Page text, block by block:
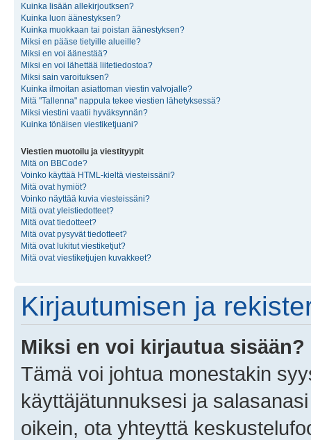
Kuinka lisään allekirjoutksen?
Kuinka luon äänestyksen?
Kuinka muokkaan tai poistan äänestyksen?
Miksi en pääse tietyille alueille?
Miksi en voi äänestää?
Miksi en voi lähettää liitetiedostoa?
Miksi sain varoituksen?
Kuinka ilmoitan asiattoman viestin valvojalle?
Mitä "Tallenna" nappula tekee viestien lähetyksessä?
Miksi viestini vaatii hyväksynnän?
Kuinka tönäisen viestiketjuani?
Viestien muotoilu ja viestityypit
Mitä on BBCode?
Voinko käyttää HTML-kieltä viesteissäni?
Mitä ovat hymiöt?
Voinko näyttää kuvia viesteissäni?
Mitä ovat yleistiedotteet?
Mitä ovat tiedotteet?
Mitä ovat pysyvät tiedotteet?
Mitä ovat lukitut viestiketjut?
Mitä ovat viestiketjujen kuvakkeet?
Kirjautumisen ja
Miksi en voi kirjautua sisään?
Tämä voi johtua monestakin
käyttäjätunnuksesi ja
oikein, ota yhteyttä